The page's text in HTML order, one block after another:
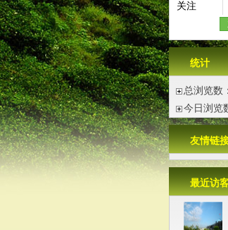
关注
统计
总浏览数
今日浏览
友情链
最近访